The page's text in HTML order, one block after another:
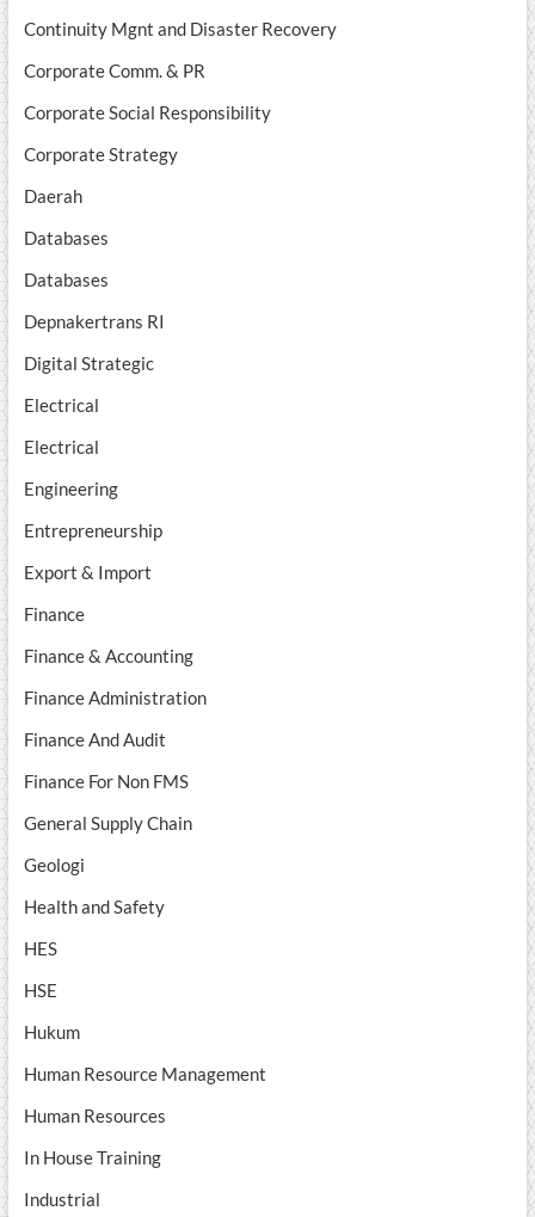
Continuity Mgnt and Disaster Recovery
Corporate Comm. & PR
Corporate Social Responsibility
Corporate Strategy
Daerah
Databases
Databases
Depnakertrans RI
Digital Strategic
Electrical
Electrical
Engineering
Entrepreneurship
Export & Import
Finance
Finance & Accounting
Finance Administration
Finance And Audit
Finance For Non FMS
General Supply Chain
Geologi
Health and Safety
HES
HSE
Hukum
Human Resource Management
Human Resources
In House Training
Industrial